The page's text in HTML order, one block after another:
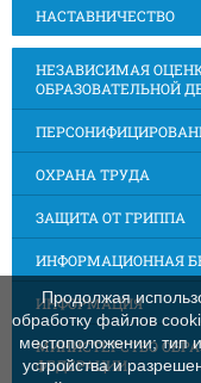
НАСТАВНИЧЕСТВО
НЕЗАВИСИМАЯ
ОБРАЗОВАТЕЛЬНОЙ
ОХРАНА ТРУДА
ЗАЩИТА ОТ ГРИППА
ИНФОРМАЦИОННАЯ
ИНФОРМАЦИЯ
МИНИСТЕРСТВО
ФЕДЕРАЦИИ
Продолжая
обработку файлов
местоположении; тип
устройства и